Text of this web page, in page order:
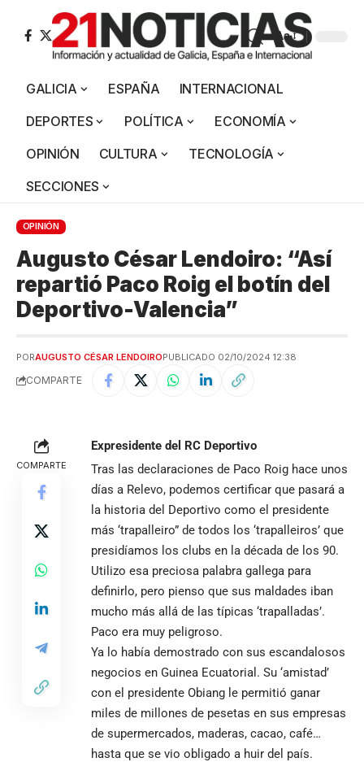
Aa
GALICIA ESPAÑA
INTERNACIONAL
DEPORTES
POLÍTICA
ECONOMÍA
OPINIÓN
CULTURA
TECNOLOGÍA
SECCIONES
OPINIÓN
Augusto César Lendoiro: “Así
repartió Paco Roig el botín del
Deportivo-Valencia”
PORAUGUSTO CÉSAR LENDOIROPUBLICADO 02/10/2024 12:38
COMPARTE
COMPARTE
Expresidente del RC Deportivo
Tras las declaraciones de Paco Roig hace unos
días a Relevo, podemos certificar que pasará a
la historia del Deportivo como el presidente
más ‘trapalleiro” de todos los ‘trapalleiros’ que
presidíamos los clubs en la década de los 90.
Utilizo esa preciosa palabra gallega para
definirlo, pero pienso que sus maldades iban
mucho más allá de las típicas ‘trapalladas’.
Paco era muy peligroso.
Ya lo había demostrado con sus escandalosos
negocios en Guinea Ecuatorial. Su ‘amistad’
con el presidente Obiang le permitió ganar
miles de millones de pesetas en sus empresas
de supermercados, maderas, cacao, café…
hasta que se vio obligado a huir del país.